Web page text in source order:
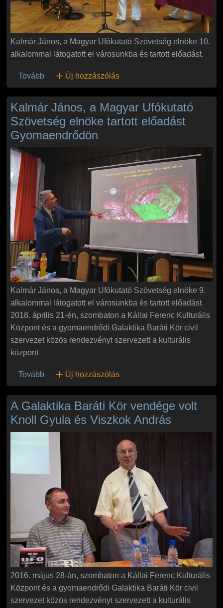
Kalmár János, a Magyar Ufókutató Szövetség elnöke 10.
alkalommal látogatott el városunkba és tartott előadást.
Tovább(10. alkalommal látogatott el Gyomaendrődre és
Új hozzászólás
Kalmár János, a Magyar Ufókutató
Szövetség elnöke tartott előadást
Gyomaendrődön
Kalmár János, a Magyar Ufókutató Szövetség elnöke 9.
alkalommal látogatott el városunkba és tartott előadást.
2018. április 21-én, szombaton a Kállai Ferenc Kulturális
Központ és a gyomaendrődi Galaktika Baráti Kör civil
szervezet közös rendezvényt szervezett a kulturális
központ
Tovább(Kalmár János, a Magyar Ufókutató Szövetség
Új hozzászólás
A Galaktika Baráti Kör vendége volt
Knoll Gyula és Viszkok András
2016. május 28-án, szombaton a Kállai Ferenc Kulturális
Központ és a gyomaendrődi Galaktika Baráti Kör civil
szervezet közös rendezvényt szervezett a kulturális